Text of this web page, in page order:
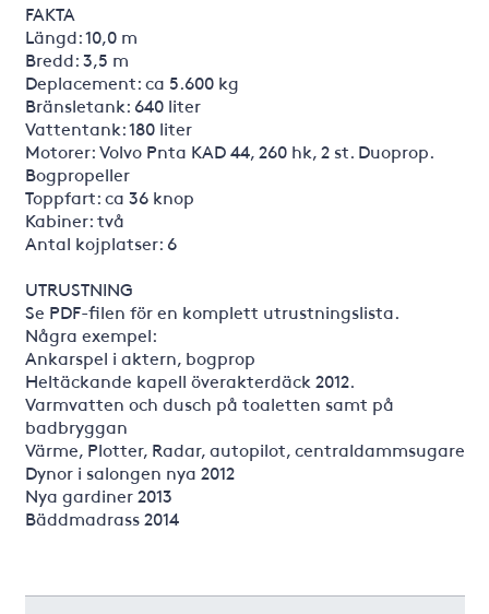
FAKTA
Längd: 10,0 m
Bredd: 3,5 m
Deplacement: ca 5.600 kg
Bränsletank: 640 liter
Vattentank: 180 liter
Motorer: Volvo Pnta KAD 44, 260 hk, 2 st. Duoprop.
Bogpropeller
Toppfart: ca 36 knop
Kabiner: två
Antal kojplatser: 6
UTRUSTNING
Se PDF-filen för en komplett utrustningslista.
Några exempel:
Ankarspel i aktern, bogprop
Heltäckande kapell överakterdäck 2012.
Varmvatten och dusch på toaletten samt på
badbryggan
Värme, Plotter, Radar, autopilot, centraldammsugare
Dynor i salongen nya 2012
Nya gardiner 2013
Bäddmadrass 2014